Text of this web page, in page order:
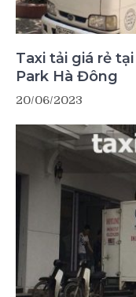
Taxi tải giá rẻ
Park Hà Đông
20/06/2023